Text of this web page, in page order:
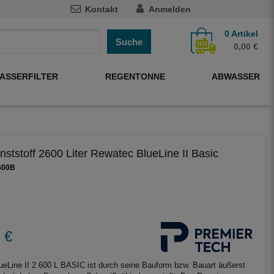
Kontakt Anmelden
Suche
0Artikel
0,00 €
REGENTONNE ABWASSER
2600 Liter Rewatec BlueLine II Basic
€
II 2.600 L BASIC ist durch seine Bauform bzw. Bauart äußerst